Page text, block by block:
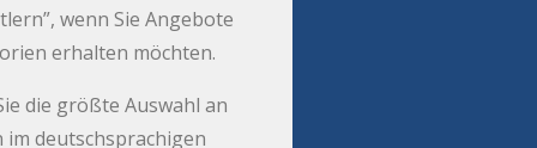
wenn Sie Angebote
erhalten möchten.
die größte Auswahl an
deutschsprachigen